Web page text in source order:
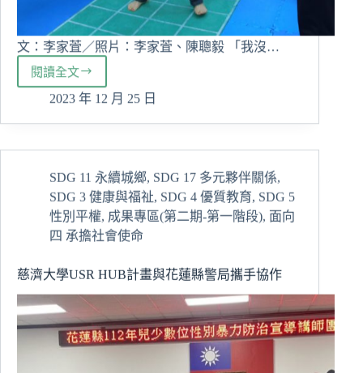
文：李家萓／照片：李家萓、陳聰毅 「我沒…
閱讀全文
慈
濟
設
長
者
運
動
方
全
台
推
廣
2023 年 12 月 25 日
SDG 11 永續城鄉 SDG 17 多元夥伴關係
SDG 3 健康與福祉 SDG 4 優質教育 SDG 5
性別平權 成果專區(第二期-第一階段) 面向
四 承擔社會使命
慈濟大學USR HUB計畫與花蓮縣警局攜手協作